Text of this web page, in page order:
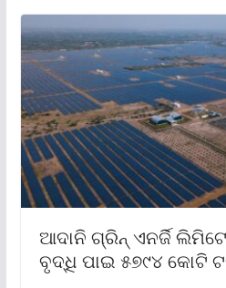
ଆଦାନି ଗ୍ରିନ୍ ଏନର୍ଜି
ବୃଦ୍ଧି ପାଇ ୫୭୯୪ କୋଟି